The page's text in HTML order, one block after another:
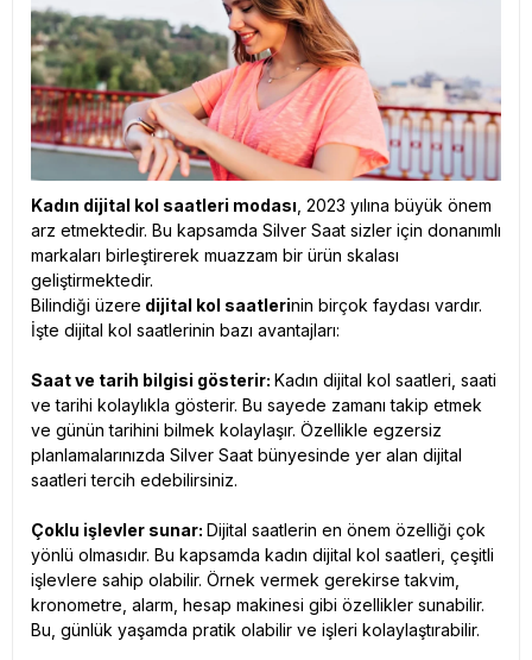
Kadın dijital kol saatleri modası , 2023 yılına büyük önem
arz etmektedir. Bu kapsamda Silver Saat sizler için donanımlı
markaları birleştirerek muazzam bir ürün skalası
geliştirmektedir.
Bilindiği üzere dijital kol saatlerinin birçok faydası vardır.
İşte dijital kol saatlerinin bazı avantajları:
Saat ve tarih bilgisi gösterir: Kadın dijital kol saatleri, saati
ve tarihi kolaylıkla gösterir. Bu sayede zamanı takip etmek
ve günün tarihini bilmek kolaylaşır. Özellikle egzersiz
planlamalarınızda Silver Saat bünyesinde yer alan dijital
saatleri tercih edebilirsiniz.
Çoklu işlevler sunar: Dijital saatlerin en önem özelliği çok
yönlü olmasıdır. Bu kapsamda kadın dijital kol saatleri, çeşitli
işlevlere sahip olabilir. Örnek vermek gerekirse takvim,
kronometre, alarm, hesap makinesi gibi özellikler sunabilir.
Bu, günlük yaşamda pratik olabilir ve işleri kolaylaştırabilir.